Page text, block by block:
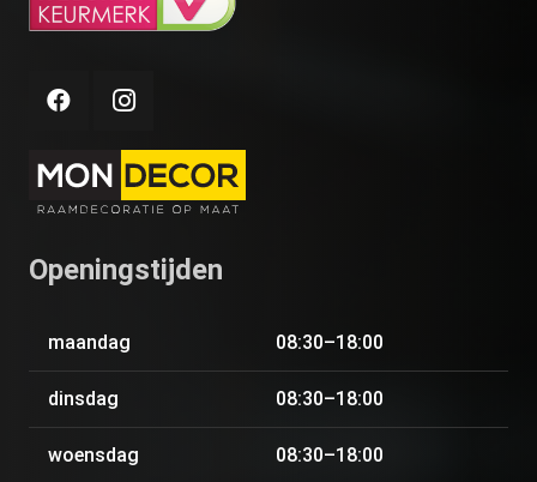
Openingstijden
maandag 08:30–18:00
dinsdag 08:30–18:00
woensdag 08:30–18:00